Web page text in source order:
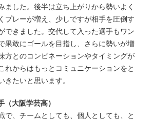
ました。後半は立ち上がりから勢いよく
プレーが増え、少しですが相手を圧倒す
できました。交代して入った選手もワン
果敢にゴールを目指し、さらに勢いが増
方とのコンビネーションやタイミングが
れからはもっとコミュニケーションをと
たいと思います。
大阪学芸高）
で、チームとしても、個人としても、と